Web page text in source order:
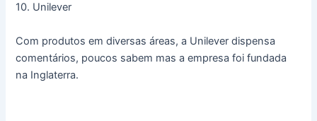
10. Unilever
Com produtos em diversas áreas, a Unilever dispensa
comentários, poucos sabem mas a empresa foi fundada
na Inglaterra.